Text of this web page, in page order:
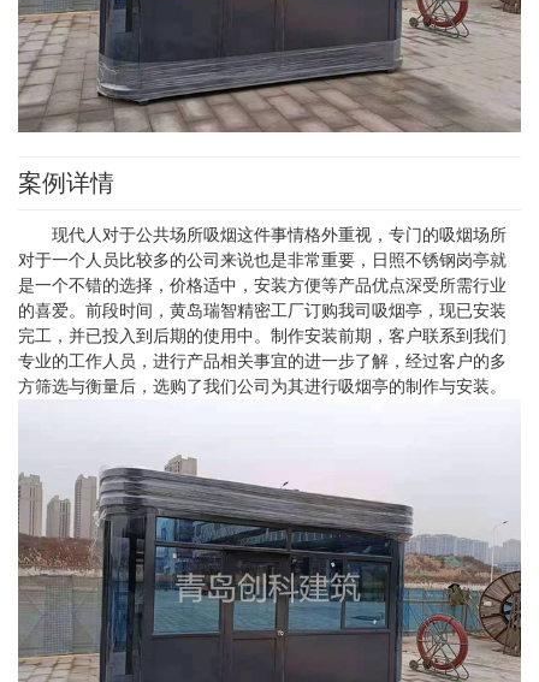
案例详情
现代人对于公共场所吸烟这件事情格外重视，专门的吸烟场所
对于一个人员比较多的公司来说也是非常重要，日照不锈钢岗亭就
是一个不错的选择，价格适中，安装方便等产品优点深受所需行业
的喜爱。前段时间，黄岛瑞智精密工厂订购我司吸烟亭，现已安装
完工，并已投入到后期的使用中。制作安装前期，客户联系到我们
专业的工作人员，进行产品相关事宜的进一步了解，经过客户的多
方筛选与衡量后，选购了我们公司为其进行吸烟亭的制作与安装。